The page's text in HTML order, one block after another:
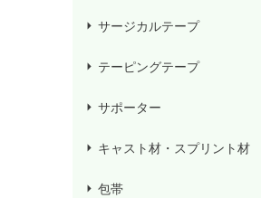
サージカルテープ
テーピングテープ
サポーター
キャスト材・スプリント材
包帯